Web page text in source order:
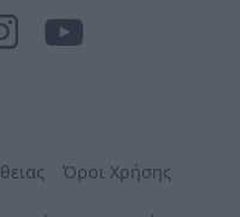
Όροι Χρήσης